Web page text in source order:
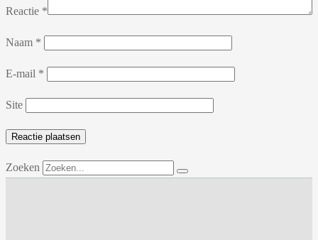
Reactie *
Naam *
E-mail *
Site
Zoeken